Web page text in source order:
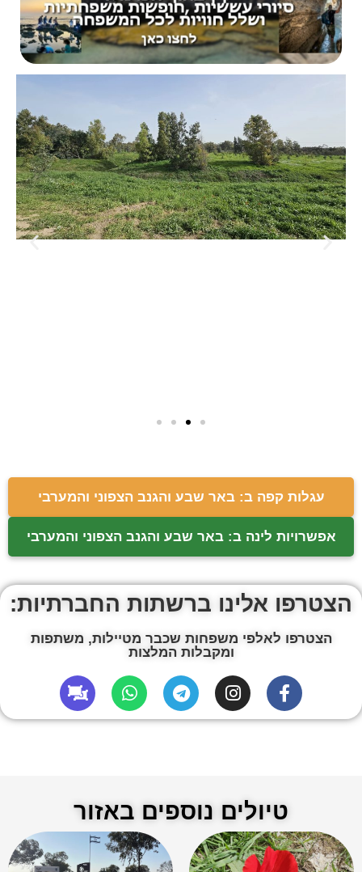
עגלות קפה ב: באר שבע והגנב הצפוני והמערבי
אפשרויות לינה ב: באר שבע והגנב הצפוני והמערבי
הצטרפו אלינו ברשתות החברתיות:
הצטרפו לאלפי משפחות שכבר מטיילות, משתפות
ומקבלות המלצות
טיולים נוספים באזור